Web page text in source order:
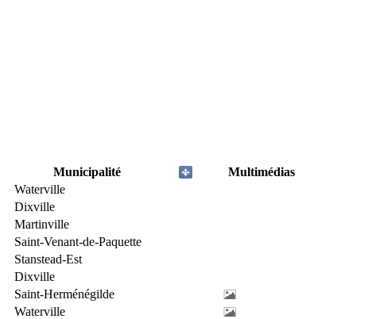
Municipalité
Multimédias
Waterville
Dixville
Martinville
Saint-Venant-de-Paquette
Stanstead-Est
Dixville
Saint-Herménégilde
Waterville